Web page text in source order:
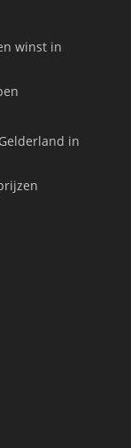
winst in
in